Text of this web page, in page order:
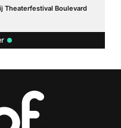
Theaterfestival Boulevard